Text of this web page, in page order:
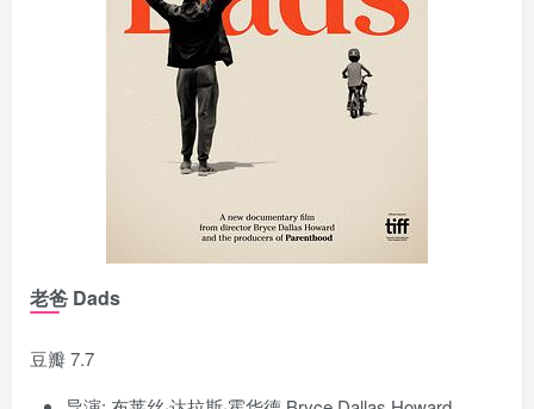
老爸 Dads
豆瓣 7.7